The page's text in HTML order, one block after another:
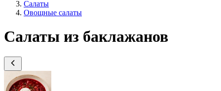
Салаты
Овощные салаты
Салаты из баклажанов